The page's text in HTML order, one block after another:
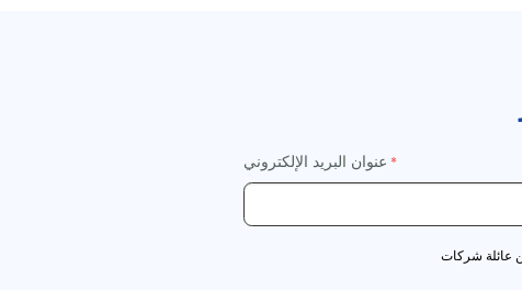
عنوان البريد الإلكتروني